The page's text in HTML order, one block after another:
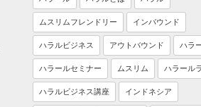
ムスリムフレンドリー インバウンド
ハラルビジネス アウトバウンド ハラ
ハラールセミナー ムスリム ハラール
ハラルビジネス講座 インドネシア